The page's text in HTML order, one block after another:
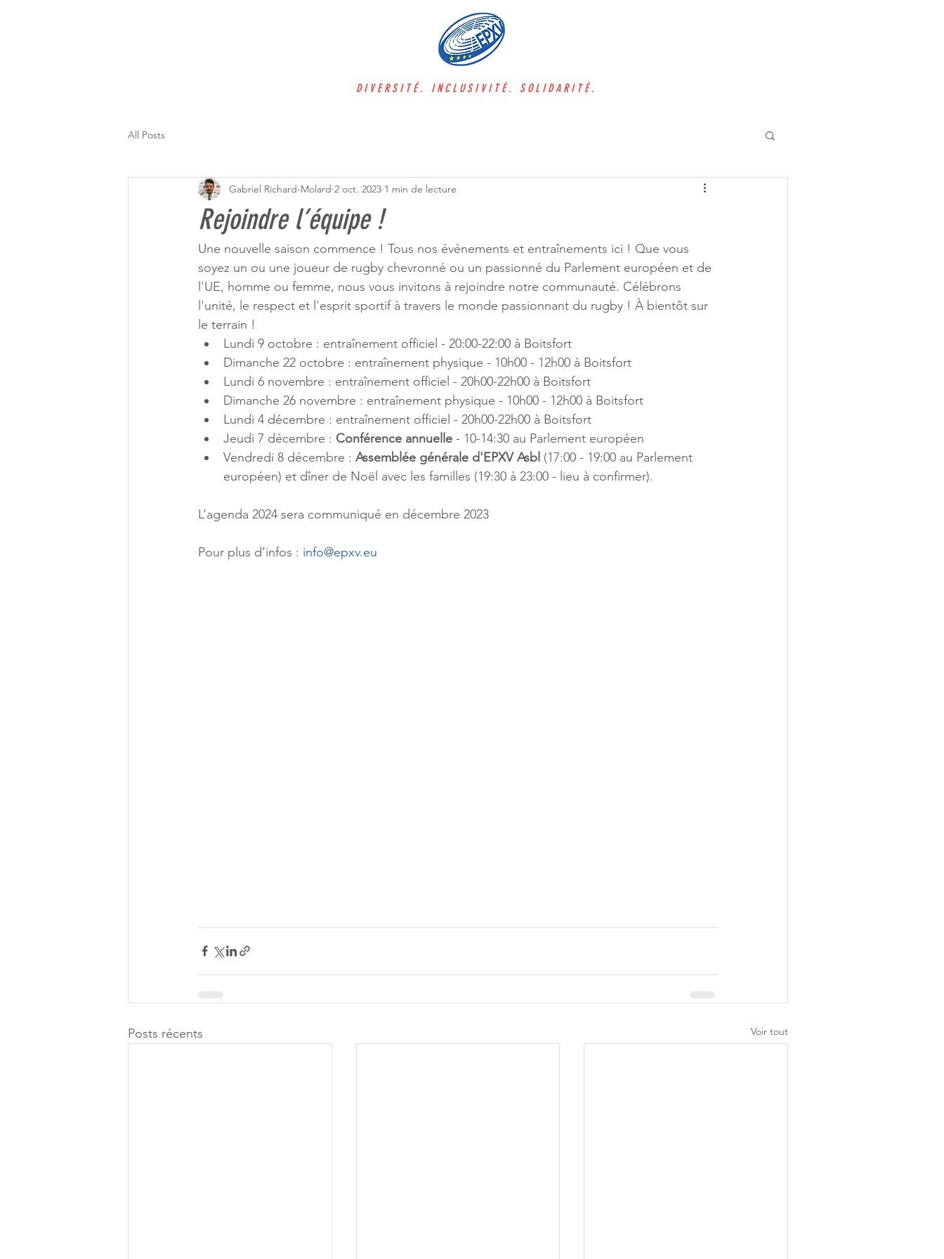
DIVERSITÉ. INCLUSIVITÉ. SOLIDARITÉ.
All Posts
Rejoindre l’équipe !
Gabriel Richard-Molard 2 oct. 2023 1 min de lecture
Une nouvelle saison commence ! Tous nos événements et entraînements ici ! Que vous
soyez un ou une joueur de rugby chevronné ou un passionné du Parlement européen et de
l'UE, homme ou femme, nous vous invitons à rejoindre notre communauté. Célébrons
l'unité, le respect et l'esprit sportif à travers le monde passionnant du rugby ! À bientôt sur
le terrain !
Lundi 9 octobre : entraînement officiel - 20:00-22:00 à Boitsfort
Dimanche 22 octobre : entraînement physique - 10h00 - 12h00 à Boitsfort
Lundi 6 novembre : entraînement officiel - 20h00-22h00 à Boitsfort
Dimanche 26 novembre : entraînement physique - 10h00 - 12h00 à Boitsfort
Lundi 4 décembre : entraînement officiel - 20h00-22h00 à Boitsfort
Jeudi 7 décembre : Conférence annuelle - 10-14:30 au Parlement européen
Vendredi 8 décembre : Assemblée générale d'EPXV Asbl (17:00 - 19:00 au Parlement
européen) et dîner de Noël avec les familles (19:30 à 23:00 - lieu à confirmer).
L’agenda 2024 sera communiqué en décembre 2023
Pour plus d’infos : info@epxv.eu
Posts récents Voir tout